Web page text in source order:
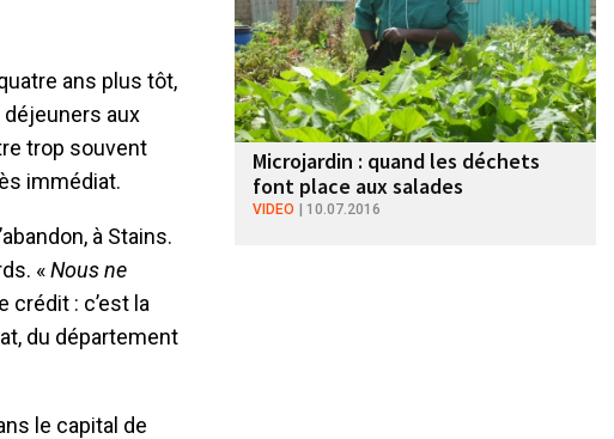
ans plus tôt,
aux
trop souvent
immédiat.
à Stains.
«Nous ne
crédit : c’est la
du département
le capital de
Microjardin : quand les déchets
font place aux salades
VIDEO 10.07.2016